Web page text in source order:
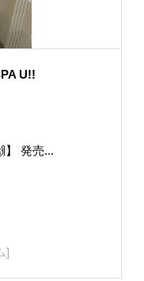
U!!
】 発売...
]